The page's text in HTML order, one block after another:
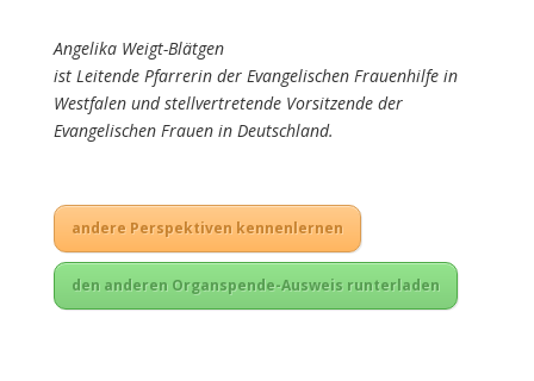
Angelika Weigt-Blätgen
ist Leitende Pfarrerin der Evangelischen Frauenhilfe in
Westfalen und stellvertretende Vorsitzende der
Evangelischen Frauen in Deutschland.
andere Perspektiven kennenlernen
den anderen Organspende-Ausweis runterladen